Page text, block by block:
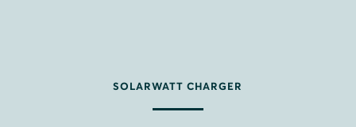
SOLARWATT CHARGER